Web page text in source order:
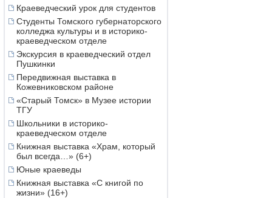
Краеведческий урок для студентов
Студенты Томского губернаторского
колледжа культуры и в историко-
краеведческом отделе
Экскурсия в краеведческий отдел
Пушкинки
Передвижная выставка в
Кожевниковском районе
«Старый Томск» в Музее истории
ТГУ
Школьники в историко-
краеведческом отделе
Книжная выставка «Храм, который
был всегда…» (6+)
Юные краеведы
Книжная выставка «С книгой по
жизни» (16+)